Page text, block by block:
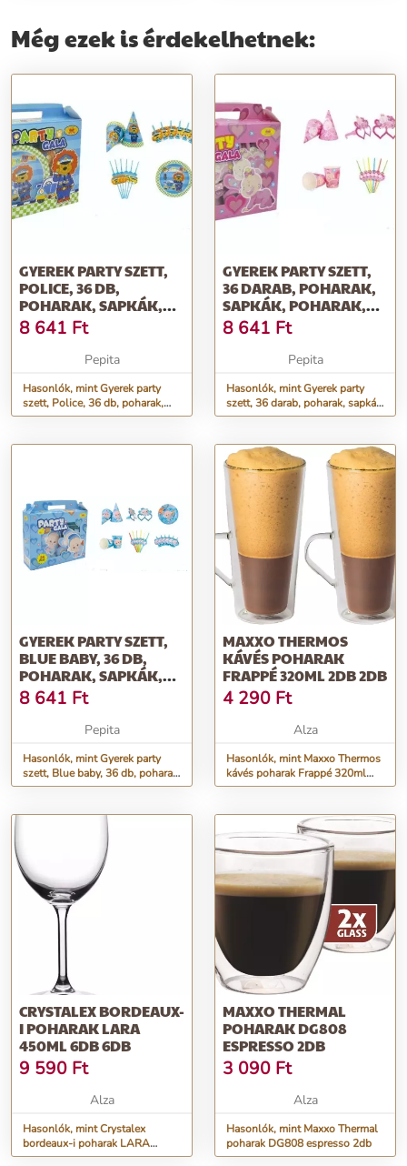
Még ezek is érdekelhetnek:
GYEREK PARTY SZETT,
POLICE, 36 DB,
POHARAK, SAPKÁK,
POHARAK, TÁNY...
8 641 Ft
Pepita
Hasonlók, mint Gyerek party
szett, Police, 36 db, poharak,
sapkák, poharak, tány...
GYEREK PARTY SZETT,
36 DARAB, POHARAK,
SAPKÁK, POHARAK,
TÁNYÉROK,...
8 641 Ft
Pepita
Hasonlók, mint Gyerek party
szett, 36 darab, poharak, sapkák,
poharak, tányérok,...
GYEREK PARTY SZETT,
BLUE BABY, 36 DB,
POHARAK, SAPKÁK,
POHARAK, T...
8 641 Ft
Pepita
Hasonlók, mint Gyerek party
szett, Blue baby, 36 db, poharak,
sapkák, poharak, t...
MAXXO THERMOS
KÁVÉS POHARAK
FRAPPÉ 320ML 2DB 2DB
4 290 Ft
Alza
Hasonlók, mint Maxxo Thermos
kávés poharak Frappé 320ml
2db 2db
CRYSTALEX BORDEAUX-
I POHARAK LARA
450ML 6DB 6DB
9 590 Ft
Alza
Hasonlók, mint Crystalex
bordeaux-i poharak LARA
450ml 6db 6db
MAXXO THERMAL
POHARAK DG808
ESPRESSO 2DB
3 090 Ft
Alza
Hasonlók, mint Maxxo Thermal
poharak DG808 espresso 2db